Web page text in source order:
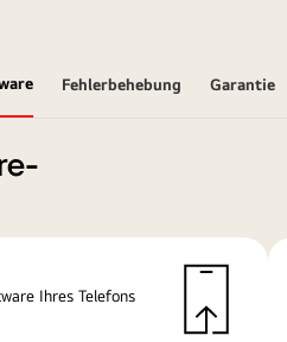
Fehlerbehebung Garantie
Ihres Telefons